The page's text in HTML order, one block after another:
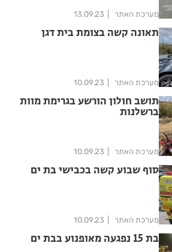
מערכת האתר 13.09.23
תאונה קשה בצומת בית דגן
מערכת האתר 10.09.23
תושב חולון הורשע בגרימת מוות
ברשלנות
מערכת האתר 10.09.23
סוף שבוע קשה בכבישי בת ים
מערכת האתר 10.09.23
בת 15 נפגעה מאופנוע בבת ים